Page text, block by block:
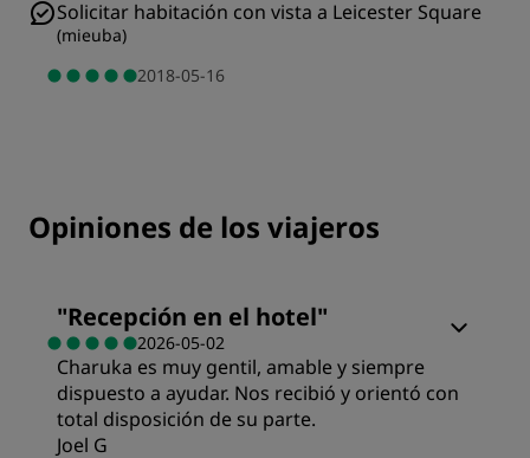
Solicitar habitación con vista a Leicester Square
(mieuba)
2018-05-16
Opiniones de los viajeros
"Recepción en el hotel"
2026-05-02
Charuka es muy gentil, amable y siempre
dispuesto a ayudar. Nos recibió y orientó con
total disposición de su parte.
Joel G